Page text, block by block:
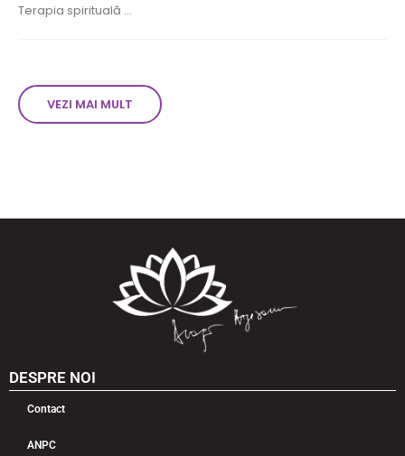
Terapia spirituală ...
VEZI MAI MULT
DESPRE NOI
Contact
ANPC